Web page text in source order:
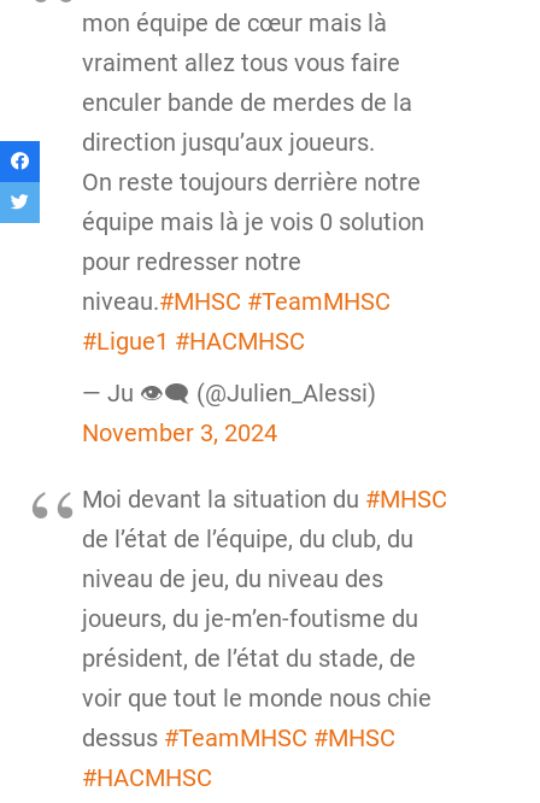
mon équipe de cœur mais là
vraiment allez tous vous faire
enculer bande de merdes de la
direction jusqu’aux joueurs.
On reste toujours derrière notre
équipe mais là je vois 0 solution
pour redresser notre
niveau.#MHSC #TeamMHSC
#Ligue1 #HACMHSC
— Ju 👁‍🗨 (@Julien_Alessi)
November 3, 2024
Moi devant la situation du #MHSC
de l’état de l’équipe, du club, du
niveau de jeu, du niveau des
joueurs, du je-m’en-foutisme du
président, de l’état du stade, de
voir que tout le monde nous chie
dessus #TeamMHSC #MHSC
#HACMHSC